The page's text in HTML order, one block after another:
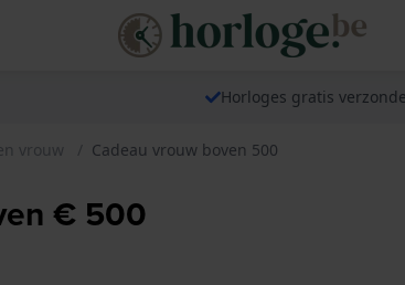
Horloges gratis
vrouw Cadeau vrouw boven 500
€ 500